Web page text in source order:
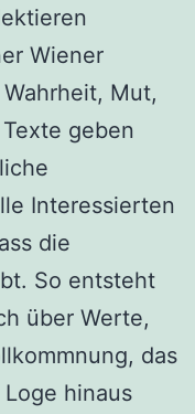
Wiener
Mut,
geben
Interessierten
die
So entsteht
über Werte,
das
hinaus